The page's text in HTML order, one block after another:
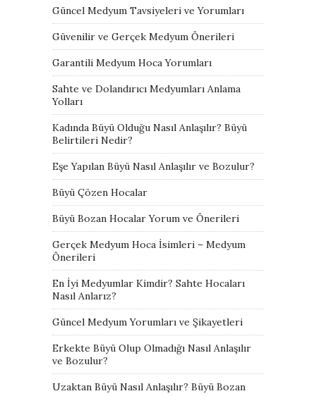
Güncel Medyum Tavsiyeleri ve Yorumları
Güvenilir ve Gerçek Medyum Önerileri
Garantili Medyum Hoca Yorumları
Sahte ve Dolandırıcı Medyumları Anlama
Yolları
Kadında Büyü Olduğu Nasıl Anlaşılır? Büyü
Belirtileri Nedir?
Eşe Yapılan Büyü Nasıl Anlaşılır ve Bozulur?
Büyü Çözen Hocalar
Büyü Bozan Hocalar Yorum ve Önerileri
Gerçek Medyum Hoca İsimleri – Medyum
Önerileri
En İyi Medyumlar Kimdir? Sahte Hocaları
Nasıl Anlarız?
Güncel Medyum Yorumları ve Şikayetleri
Erkekte Büyü Olup Olmadığı Nasıl Anlaşılır
ve Bozulur?
Uzaktan Büyü Nasıl Anlaşılır? Büyü Bozan